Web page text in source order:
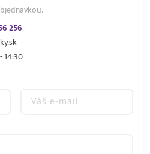
256
14:30